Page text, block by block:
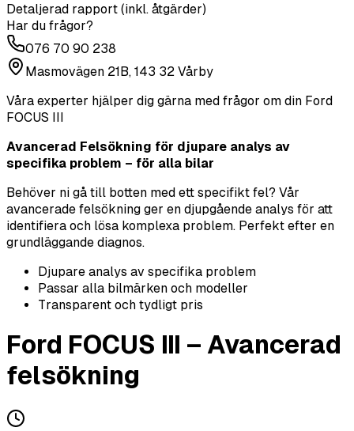
Detaljerad rapport (inkl. åtgärder)
Har du frågor?
076 70 90 238
Masmovägen 21B, 143 32 Vårby
Våra experter hjälper dig gärna med frågor om din Ford
FOCUS III
Avancerad Felsökning för djupare analys av
specifika problem – för alla bilar
Behöver ni gå till botten med ett specifikt fel? Vår
avancerade felsökning ger en djupgående analys för att
identifiera och lösa komplexa problem. Perfekt efter en
grundläggande diagnos.
Djupare analys av specifika problem
Passar alla bilmärken och modeller
Transparent och tydligt pris
Ford FOCUS III – Avancerad
felsökning